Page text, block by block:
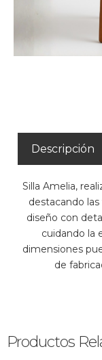
Descripción
Silla Amelia,
destacando
diseño con
cuidando la
dimensiones
de
Productos